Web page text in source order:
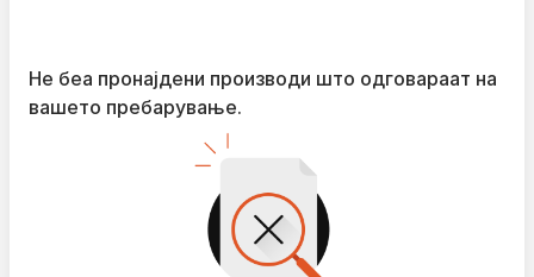
Не беа пронајдени производи што одговараат на
вашето пребарување.